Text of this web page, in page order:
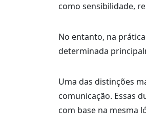
como sensibilidade,
No entanto, na
determinada
Uma das distinções
comunicação. Essas
com base na mesma